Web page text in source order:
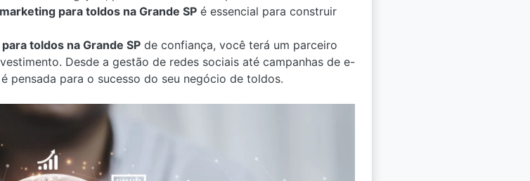
para toldos na Grande SP é essencial para construir
toldos na Grande SP de confiança, você terá um parceiro
Desde a gestão de redes sociais até campanhas de e-
pensada para o sucesso do seu negócio de toldos.